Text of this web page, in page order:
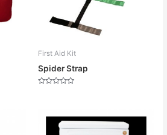
First Aid Kit
Spider Strap